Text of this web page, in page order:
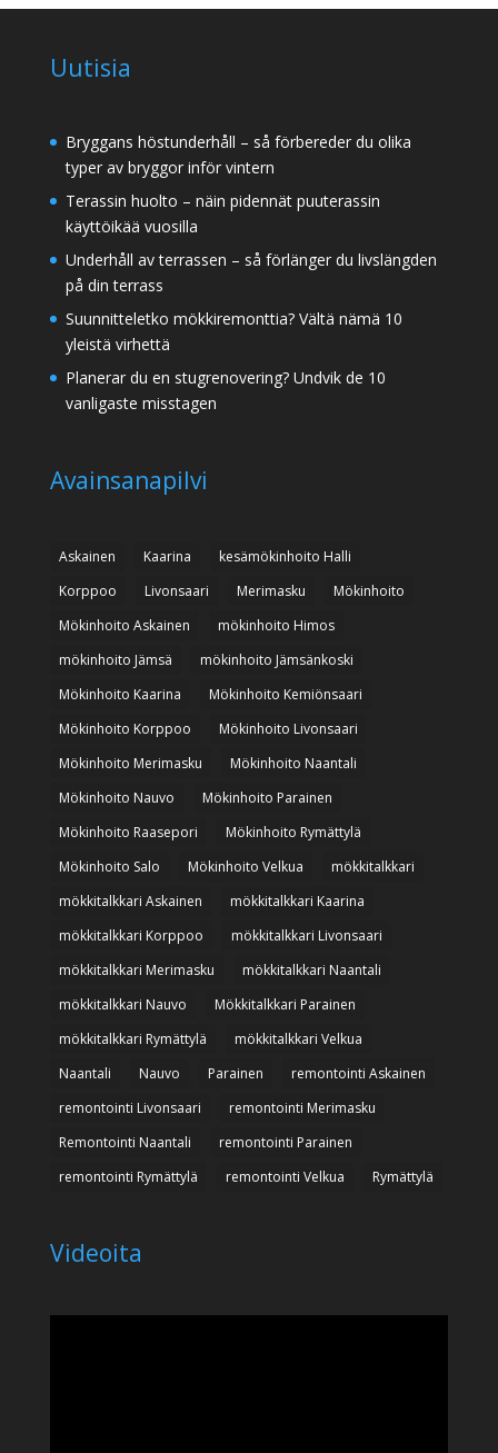
Uutisia
Bryggans höstunderhåll – så förbereder du olika
typer av bryggor inför vintern
Terassin huolto – näin pidennät puuterassin
käyttöikää vuosilla
Underhåll av terrassen – så förlänger du livslängden
på din terrass
Suunnitteletko mökkiremonttia? Vältä nämä 10
yleistä virhettä
Planerar du en stugrenovering? Undvik de 10
vanligaste misstagen
Avainsanapilvi
Askainen Kaarina
kesämökinhoito Halli
Korppoo
Livonsaari Merimasku
Mökinhoito
Mökinhoito Askainen
mökinhoito Himos
mökinhoito Jämsä
mökinhoito Jämsänkoski
Mökinhoito Kaarina
Mökinhoito Kemiönsaari
Mökinhoito Korppoo
Mökinhoito Livonsaari
Mökinhoito Merimasku
Mökinhoito Naantali
Mökinhoito Nauvo
Mökinhoito Parainen
Mökinhoito Raasepori
Mökinhoito Rymättylä
Mökinhoito Salo
Mökinhoito Velkua
mökkitalkkari
mökkitalkkari Askainen
mökkitalkkari Kaarina
mökkitalkkari Korppoo
mökkitalkkari Livonsaari
mökkitalkkari Merimasku
mökkitalkkari Naantali
mökkitalkkari Nauvo
Mökkitalkkari Parainen
mökkitalkkari Rymättylä
mökkitalkkari Velkua
Naantali
Nauvo Parainen
remontointi Askainen
remontointi Livonsaari
remontointi Merimasku
Remontointi Naantali
remontointi Parainen
remontointi Rymättylä
remontointi Velkua Rymättylä
Videoita